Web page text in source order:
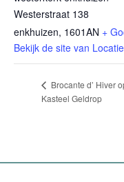
Westerstraat 138
enkhuizen, 1601AN +
Bekijk de site van Locatie
Brocante d’ Hiver
Kasteel Geldrop